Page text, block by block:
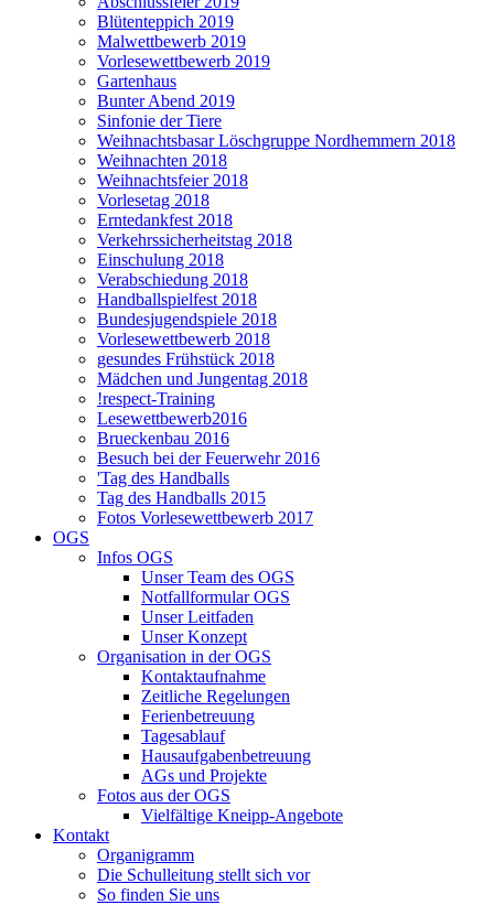
Blütenteppich 2019
Malwettbewerb 2019
Vorlesewettbewerb 2019
Gartenhaus
Bunter Abend 2019
Sinfonie der Tiere
Weihnachtsbasar Löschgruppe Nordhemmern 2018
Weihnachten 2018
Weihnachtsfeier 2018
Vorlesetag 2018
Erntedankfest 2018
Verkehrssicherheitstag 2018
Einschulung 2018
Verabschiedung 2018
Handballspielfest 2018
Bundesjugendspiele 2018
Vorlesewettbewerb 2018
gesundes Frühstück 2018
Mädchen und Jungentag 2018
!respect-Training
Lesewettbewerb2016
Brueckenbau 2016
Besuch bei der Feuerwehr 2016
'Tag des Handballs
Tag des Handballs 2015
Fotos Vorlesewettbewerb 2017
OGS
Infos OGS
Unser Team des OGS
Notfallformular OGS
Unser Leitfaden
Unser Konzept
Organisation in der OGS
Kontaktaufnahme
Zeitliche Regelungen
Ferienbetreuung
Tagesablauf
Hausaufgabenbetreuung
AGs und Projekte
Fotos aus der OGS
Vielfältige Kneipp-Angebote
Kontakt
Organigramm
Die Schulleitung stellt sich vor
So finden Sie uns